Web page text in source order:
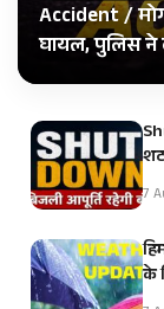
Accident /
घायल, पुलिस ने
7
के